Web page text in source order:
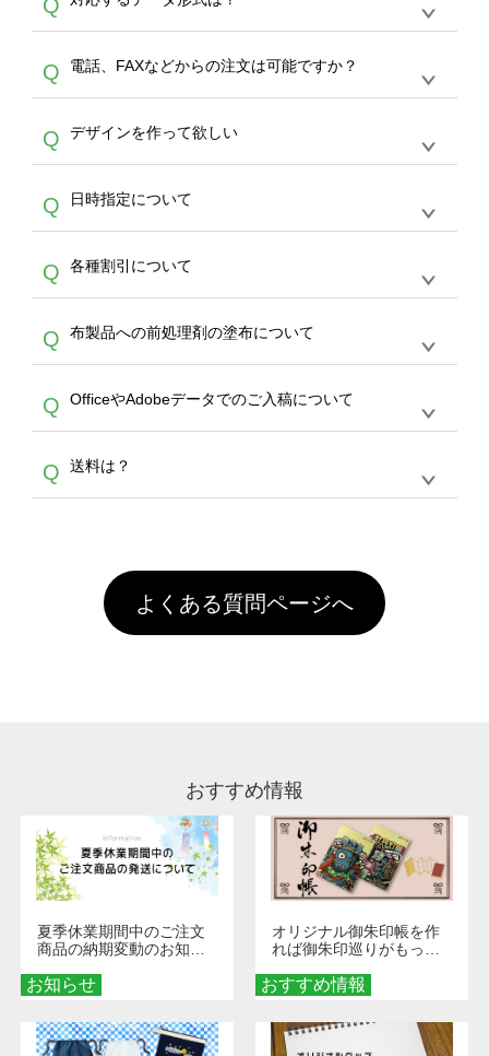
生産にて承っております。デザインツールから
デザインの作成から決済まで完了できます。
30枚以上やシルク印刷など、大口注文の場合
は、サポートが担当するエコバッグコンシェル
やタンブラーコンシェルをご利用ください。製
作する数量が多ければ多いほど、オンデマンド
サービスよりも低価格で製作することが可能で
す。
Q
A
ドできるデータ形式は、JPG / PNG / AI / PSD /
PDF 形式になります。データの最大サイズ
写真などもアップロード可能です。使用できな
い画像はエラーになります。（※ Illustratorか
らの直接入稿には対応していません。AIで保存
し、デザインツールからアップロードして下さ
い）
Q 電話、FAXなどからの注文は可能ですか？
A
文のみ受け付けております。30個以上のご製
作をお考えの方は、サポートが担当するエコバ
スをご利用頂ければ、電話やFAX、メールなど
でご注文が可能です。
Q デザインを作って欲しい
A
を作って欲しい。などの場合は、製作数量が
30個以上であれば、サポート担当が、デザイ
バッグコンシェル
サー
ビスをご利用ください。(※ 30個以下の場合
は、デザインツールをご利用ください)
Q 日時指定について
A
ん。発送後18時以降に配送業者・伝票番号を
メールでお知らせいたしますので、直接配送業
者にご連絡いただき調整をお願い致します。
Q 各種割引について
A
カート内で自動的に割引(最大50%)が適用され
ます。 【付与ポイント】購入金額の1％が1ポ
イントとして付与され、次回ご注文時に1ポイ
ント＝1円としてお使いいただけます。ポイン
トは発送完了の翌日に付与され、次回ご注文時
からご利用頂けます。ポイントの有効期限は一
年間です。【会員ランク】過去10カ月のご注
文回数により会員ランク割引(最大5%)が適用
頂いても、ログインがされていなければ、ラン
クにカウントがされません。
Q 布製品への前処理剤の塗布について
A
意点（前処理剤）】カラー生地（Tシャツのホ
ワイト、トートバッグのナチュラル、ホワイト
といって、プリントを定着させるための処理剤
を塗布しており、短納期・低価格で商品をお届
害な性質で、水洗いで落とすことが可能です。
お手数ですが、お客様ご自身にて着用前に落と
していただけますようお願いいたします。※1
通常注文・直送機能でのご注文に関わらず、前
Q OfficeやAdobeデータでのご入稿について
A
ません。いずれのデータも該当デザインのみ画
像(JPEG,PNG,GIF,PDF)に変換、またはAdobe
Q 送料は？
引」などによるお値引きで4,000円未満になる
場合は送料がかかりますので、ご注意くださ
い。
よくある質問ページへ
おすすめ情報
お知らせ
夏季休業期間中のご注文
商品の納期変動のお知ら
おすすめ情報
オリジナル御朱印帳を作
れば御朱印巡りがもっと
ダーメイドする魅力と選
び方